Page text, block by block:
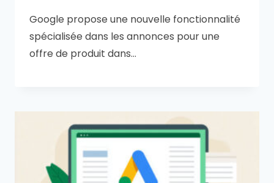
Google propose une nouvelle fonctionnalité
spécialisée dans les annonces pour une
offre de produit dans…